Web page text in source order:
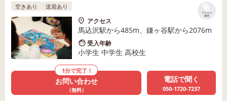
リストに
保存
空きあり 送迎あり
アクセス
馬込沢駅から485m、鎌ヶ谷駅から2076m
受入年齢
小学生 中学生 高校生
1分で完了！
お問い合わせ
（無料）
電話で聞く
050-1720-7237